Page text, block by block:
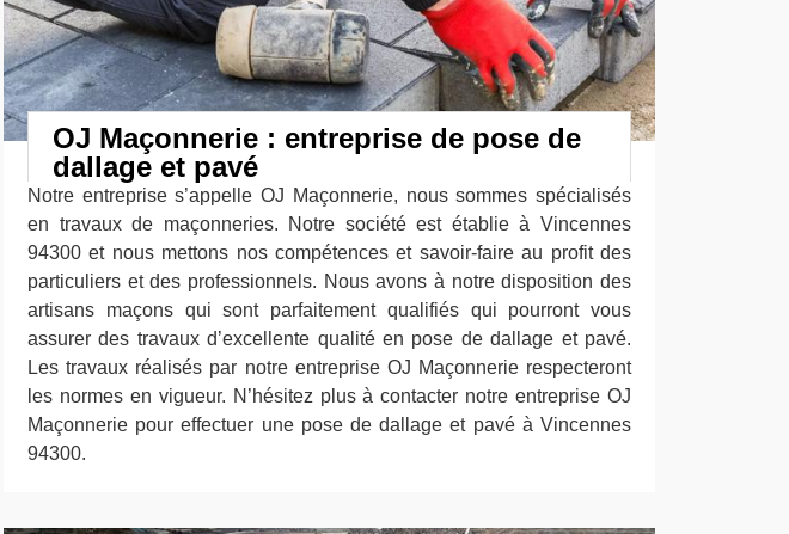
OJ Maçonnerie : entreprise de pose de
dallage et pavé
Notre entreprise s’appelle OJ Maçonnerie, nous sommes spécialisés
en travaux de maçonneries. Notre société est établie à Vincennes
94300 et nous mettons nos compétences et savoir-faire au profit des
particuliers et des professionnels. Nous avons à notre disposition des
artisans maçons qui sont parfaitement qualifiés qui pourront vous
assurer des travaux d’excellente qualité en pose de dallage et pavé.
Les travaux réalisés par notre entreprise OJ Maçonnerie respecteront
les normes en vigueur. N’hésitez plus à contacter notre entreprise OJ
Maçonnerie pour effectuer une pose de dallage et pavé à Vincennes
94300.